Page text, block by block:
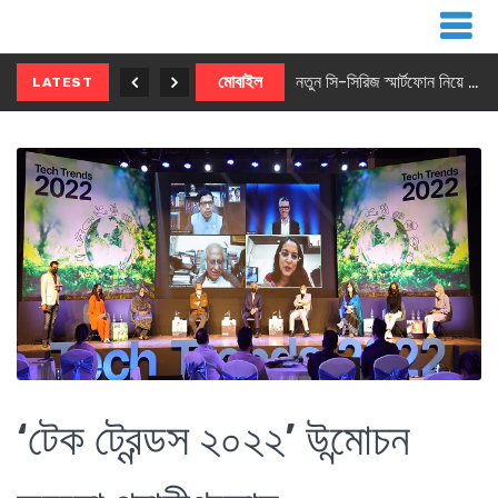
LATEST মোবাইল নতুন সি-সিরিজ স্মার্টফোন নিয়ে আসছে রিয়েলমি
‘টেক ট্রেন্ডস ২০২২’ উন্মোচন